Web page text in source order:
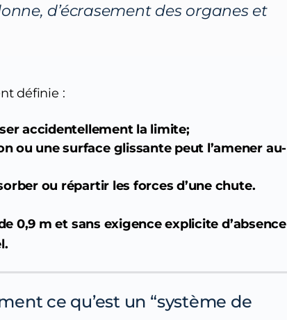
d’écrasement des organes et
définie :
accidentellement la limite;
ou une surface glissante peut l’amener au-
ou répartir les forces d’une chute.
0,9 m et sans exigence explicite d’absence
ce qu’est un “système de